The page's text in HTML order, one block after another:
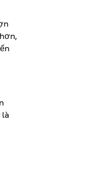
là